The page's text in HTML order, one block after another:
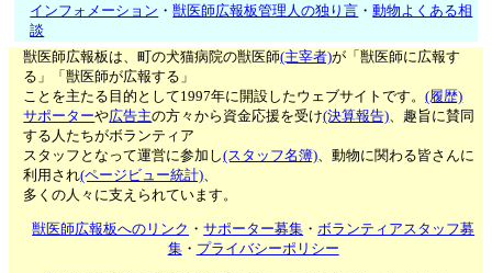
インフォメーション ・獣医師広報板管理人の独り言 ・動物よくある相
談
獣医師広報板は、町の犬猫病院の獣医師(主宰者)が「獣医師に広報す
る」「獣医師が広報する」
ことを主たる目的として1997年に開設したウェブサイトです。(履歴)
サポーターや広告主の方々から資金応援を受け(決算報告)、趣旨に賛同
する人たちがボランティア
スタッフとなって運営に参加し(スタッフ名簿)、動物に関わる皆さんに
利用され(ページビュー統計)、
多くの人々に支えられています。
獣医師広報板へのリンク ・サポーター募集 ・ボランティアスタッフ募
集・ プライバシーポリシー